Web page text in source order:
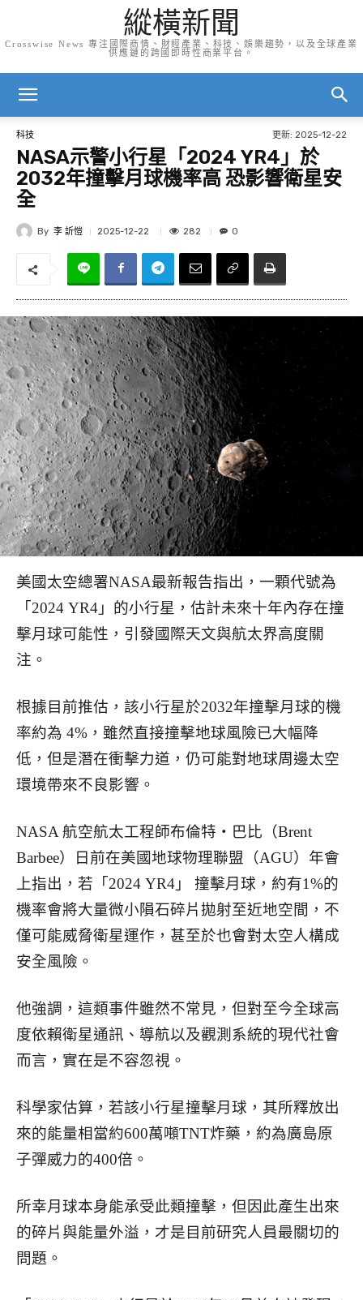
縱橫新聞
Crosswise News 專注國際商情、財經產業、科技、娛樂趨勢，以及全球產業
供應鏈的跨國即時性商業平台。
科技 更新: 2025-12-22
NASA示警小行星「2024 YR4」於
2032年撞擊月球機率高 恐影響衛星安
全
By 李 訢愷 2025-12-22 282 0
美國太空總署NASA最新報告指出，一顆代號為
「2024 YR4」的小行星，估計未來十年內存在撞
擊月球可能性，引發國際天文與航太界高度關
注。
根據目前推估，該小行星於2032年撞擊月球的機
率約為 4%，雖然直接撞擊地球風險已大幅降
低，但是潛在衝擊力道，仍可能對地球周邊太空
環境帶來不良影響。
NASA 航空航太工程師布倫特・巴比（Brent
Barbee）日前在美國地球物理聯盟（AGU）年會
上指出，若「2024 YR4」 撞擊月球，約有1%的
機率會將大量微小隕石碎片拋射至近地空間，不
僅可能威脅衛星運作，甚至於也會對太空人構成
安全風險。
他強調，這類事件雖然不常見，但對至今全球高
度依賴衛星通訊、導航以及觀測系統的現代社會
而言，實在是不容忽視。
科學家估算，若該小行星撞擊月球，其所釋放出
來的能量相當約600萬噸TNT炸藥，約為廣島原
子彈威力的400倍。
所幸月球本身能承受此類撞擊，但因此產生出來
的碎片與能量外溢，才是目前研究人員最關切的
問題。